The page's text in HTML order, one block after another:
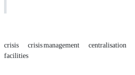
crisis crisis management centralisation
facilities